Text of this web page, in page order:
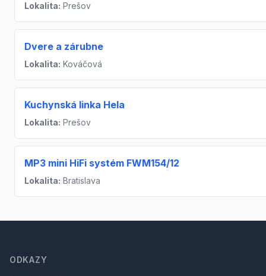
Lokalita: Prešov
Dvere a zárubne
Lokalita: Kováčová
Kuchynská linka Hela
Lokalita: Prešov
MP3 mini HiFi systém FWM154/12
Lokalita: Bratislava
ODKAZY